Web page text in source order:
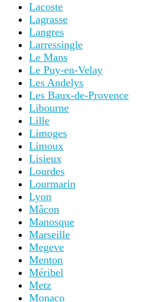
Lacoste
Lagrasse
Langres
Larressingle
Le Mans
Le Puy-en-Velay
Les Andelys
Les Baux-de-Provence
Libourne
Lille
Limoges
Limoux
Lisieux
Lourdes
Lourmarin
Lyon
Mâcon
Manosque
Marseille
Megeve
Menton
Méribel
Metz
Monaco